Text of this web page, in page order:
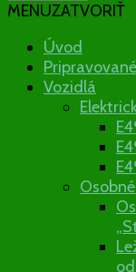
MENUZATVORIŤ
Úvod
Vozidlá